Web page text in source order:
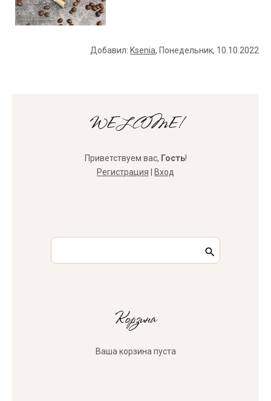
Добавил: Ksenia, Понедельник, 10.10.2022
WELCOME!
Приветствуем вас, Гость!
Регистрация
Вход
Корзина
Ваша корзина пуста